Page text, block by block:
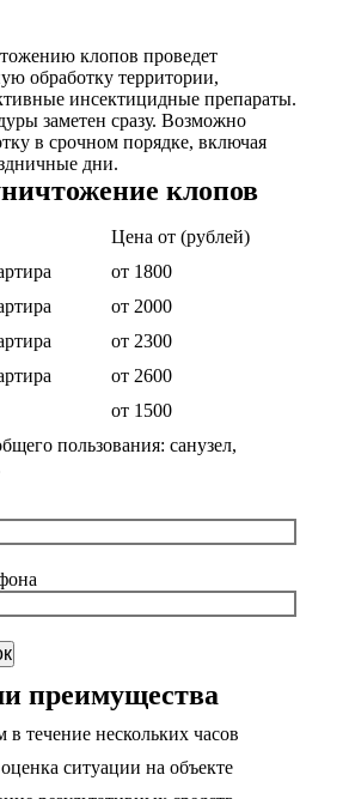
клопов проведет
обработку территории,
инсектицидные препараты.
заметен сразу. Возможно
в срочном порядке, включая
дни.
клопов
Цена от (рублей)
от 1800
от 2000
от 2300
от 2600
от 1500
пользования: санузел,
преимущества
течение нескольких часов
ситуации на объекте